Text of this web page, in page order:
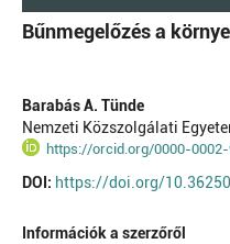
Bűnmegelőzés a
Barabás A. Tünde
Nemzeti Közszolgálati
https://orcid.org/0000-
DOI: https://doi.org/
Információk a szerzőről